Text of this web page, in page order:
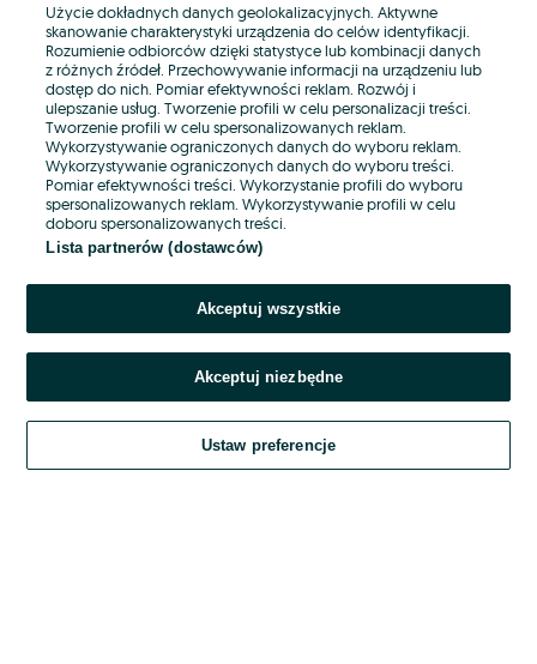
E-mail
Hasło
Nie pamiętasz hasła?
Zaloguj się
Kontynuując za pośrednictwem jednego z dostawców wskazanych powyżej,
Regulamin serwisu OLX.pl w jego aktualnym brzmieniu.
Użycie dokładnych danych geolokalizacyjnych. Aktywne
skanowanie charakterystyki urządzenia do celów identyfikacji.
Rozumienie odbiorców dzięki statystyce lub kombinacji danych
z różnych źródeł. Przechowywanie informacji na urządzeniu lub
dostęp do nich. Pomiar efektywności reklam. Rozwój i
ulepszanie usług. Tworzenie profili w celu personalizacji treści.
Tworzenie profili w celu spersonalizowanych reklam.
Wykorzystywanie ograniczonych danych do wyboru reklam.
Wykorzystywanie ograniczonych danych do wyboru treści.
Pomiar efektywności treści. Wykorzystanie profili do wyboru
spersonalizowanych reklam. Wykorzystywanie profili w celu
doboru spersonalizowanych treści.
Lista partnerów (dostawców)
Akceptuj wszystkie
Akceptuj niezbędne
Ustaw preferencje